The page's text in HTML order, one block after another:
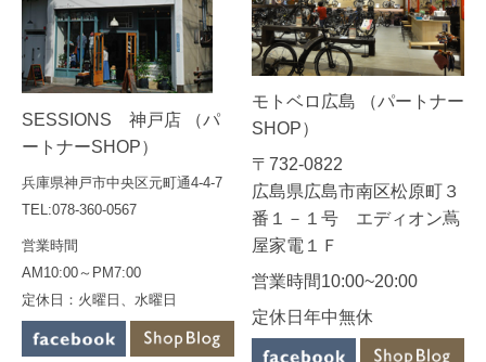
SESSIONS 神戸店 （パ
ートナーSHOP）
兵庫県神戸市中央区元町通4-4-7
TEL:078-360-0567
営業時間
AM10:00～PM7:00
定休日：火曜日、水曜日
モトベロ広島 （パートナー
SHOP）
〒732-0822
広島県広島市南区松原町３
番１－１号 エディオン蔦
屋家電１Ｆ
営業時間10:00~20:00
定休日年中無休